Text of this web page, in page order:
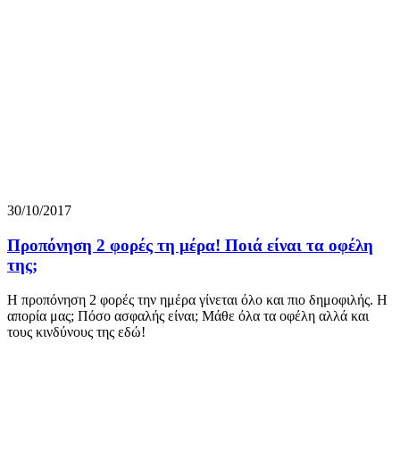
30/10/2017
Προπόνηση 2 φορές τη μέρα! Ποιά είναι τα οφέλη
της;
Η προπόνηση 2 φορές την ημέρα γίνεται όλο και πιο δημοφιλής. Η
απορία μας; Πόσο ασφαλής είναι; Μάθε όλα τα οφέλη αλλά και
τους κινδύνους της εδώ!